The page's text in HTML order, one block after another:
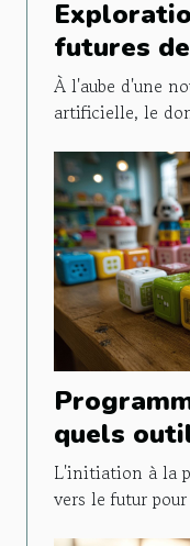
futures
création
À l'aube d'une
artificielle, le
quels
initier vos
L'initiation à la
vers le futur